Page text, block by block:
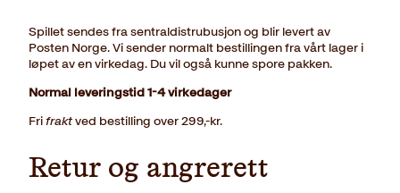
Spillet sendes fra sentraldistrubusjon og blir levert av
Posten Norge. Vi sender normalt bestillingen fra vårt lager i
løpet av en virkedag. Du vil også kunne spore pakken.
Normal leveringstid 1-4 virkedager
Frifraktved bestilling over 299,-kr.
Retur og angrerett